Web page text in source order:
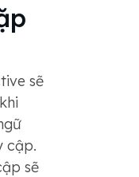
sẽ
cập.
sẽ